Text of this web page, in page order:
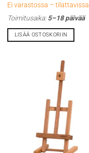
Ei varastossa – tilattavissa
Toimitusaika:5–18 päivää
LISÄÄ OSTOSKORIIN